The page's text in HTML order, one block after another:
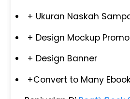
+ Ukuran Naskah
+ Design Mockup
+ Design Banner
+Convert to Many